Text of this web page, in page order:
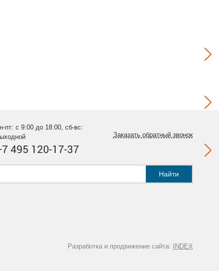
пт: с 9:00 до 18:00, сб-вс:
495 120-17-37
Заказать обратный звонок
Найти
Разработка и продвижение сайта: INDEX